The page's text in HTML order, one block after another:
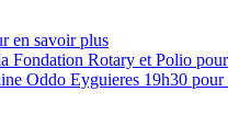
en savoir plus
Fondation Rotary et Polio
Oddo Eyguieres 19h30 pour